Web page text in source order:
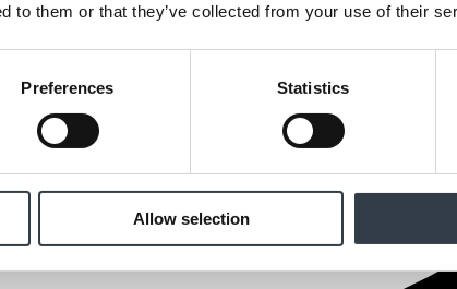
to them or that they’ve collected from your use of their
Preferences Statistics
Allow selection